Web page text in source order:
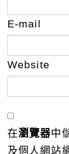
E-mail
Website
在瀏覽器中
及個人網站